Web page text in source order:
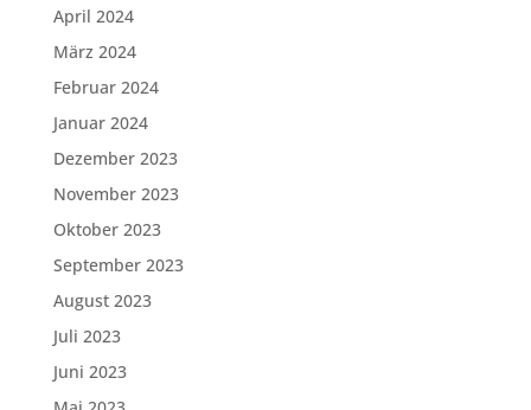
April 2024
März 2024
Februar 2024
Januar 2024
Dezember 2023
November 2023
Oktober 2023
September 2023
August 2023
Juli 2023
Juni 2023